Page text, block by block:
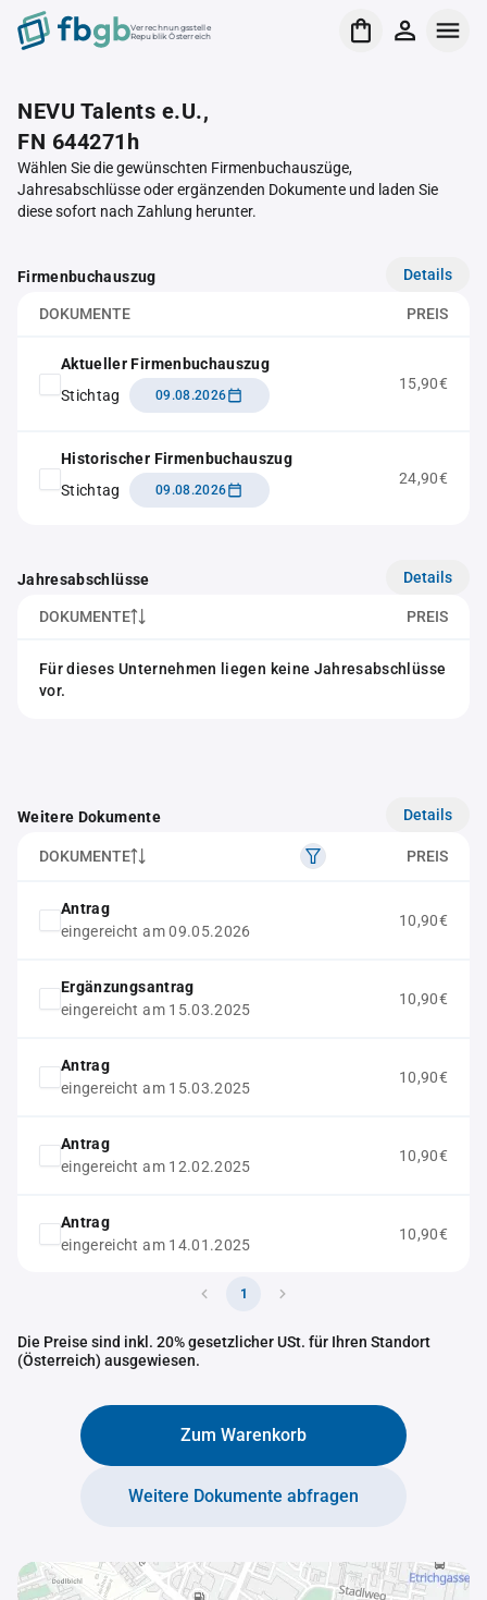
Verrechnungsstelle
Republik Österreich
NEVU Talents e.U.,
FN 644271h
Wählen Sie die gewünschten Firmenbuchauszüge,
Jahresabschlüsse oder ergänzenden Dokumente und laden Sie
diese sofort nach Zahlung herunter.
Firmenbuchauszug Details
DOKUMENTE PREIS
Aktueller Firmenbuchauszug
Stichtag
09.08.2026
15,90€
Historischer Firmenbuchauszug
Stichtag
09.08.2026
24,90€
Jahresabschlüsse Details
DOKUMENTE PREIS
Für dieses Unternehmen liegen keine Jahresabschlüsse
vor.
Weitere Dokumente Details
DOKUMENTE PREIS
Antrag
eingereicht am 09.05.2026
10,90€
Ergänzungsantrag
eingereicht am 15.03.2025
10,90€
Antrag
eingereicht am 15.03.2025
10,90€
Antrag
eingereicht am 12.02.2025
10,90€
Antrag
eingereicht am 14.01.2025
10,90€
1
Die Preise sind inkl. 20% gesetzlicher USt. für Ihren Standort
(Österreich) ausgewiesen.
Zum Warenkorb
Weitere Dokumente abfragen